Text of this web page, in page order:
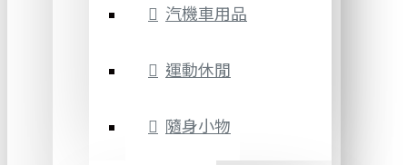
汽機車用品
運動休閒
隨身小物